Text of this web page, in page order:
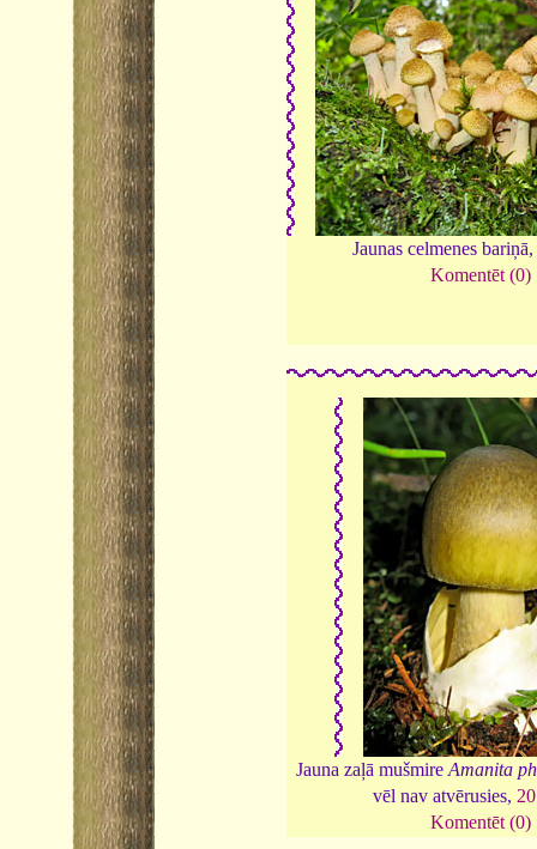
Jaunas celmenes bariņā,
Komentēt (0)
Jauna zaļā mušmire Amanita
vēl nav atvērusies,
Komentēt (0)